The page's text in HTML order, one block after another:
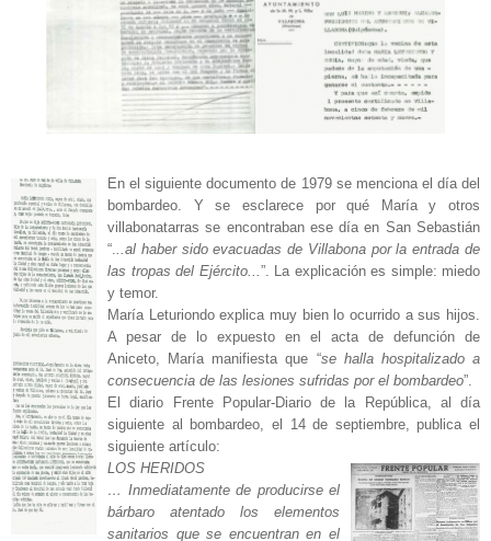
En el siguiente documento de 1979 se menciona el día del
bombardeo. Y se esclarece por qué María y otros
villabonatarras se encontraban ese día en San Sebastián
“...al haber sido evacuadas de Villabona por la entrada de
las tropas del Ejército...”. La explicación es simple: miedo
y temor.
María Leturiondo explica muy bien lo ocurrido a sus hijos.
A pesar de lo expuesto en el acta de defunción de
Aniceto, María manifiesta que “se halla hospitalizado a
consecuencia de las lesiones sufridas por el bombardeo”.
El diario Frente Popular-Diario de la República, al día
siguiente al bombardeo, el 14 de septiembre, publica el
siguiente artículo:
LOS HERIDOS
… Inmediatamente de producirse el
bárbaro atentado los elementos
sanitarios que se encuentran en el